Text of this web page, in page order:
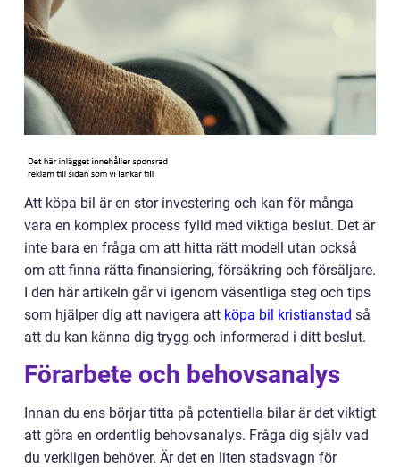
Att köpa bil är en stor investering och kan för många
vara en komplex process fylld med viktiga beslut. Det är
inte bara en fråga om att hitta rätt modell utan också
om att finna rätta finansiering, försäkring och försäljare.
I den här artikeln går vi igenom väsentliga steg och tips
som hjälper dig att navigera att köpa bil kristianstad så
att du kan känna dig trygg och informerad i ditt beslut.
Förarbete och behovsanalys
Innan du ens börjar titta på potentiella bilar är det viktigt
att göra en ordentlig behovsanalys. Fråga dig själv vad
du verkligen behöver. Är det en liten stadsvagn för